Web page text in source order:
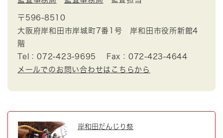
〒596-8510
大阪府岸和田市岸城町7番1号 岸和田市役所新館4
階
Tel：072-423-9695
Fax：072-423-4644
メールでのお問い合わせはこちらから
岸和田だんじり祭